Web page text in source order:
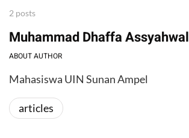
2 posts
Muhammad Dhaffa Assyahwal
ABOUT AUTHOR
Mahasiswa UIN Sunan Ampel
articles